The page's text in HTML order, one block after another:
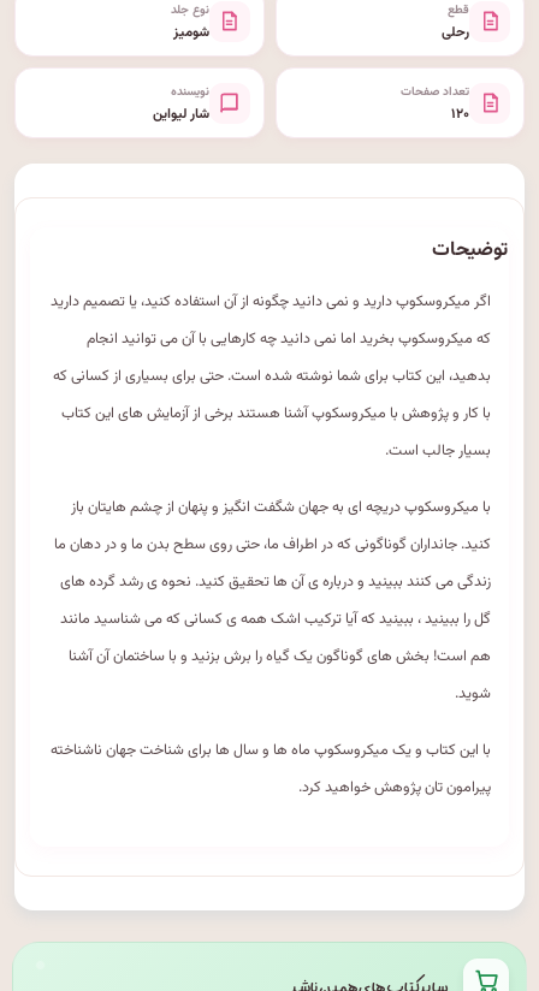
قطع
رحلی
نوع جلد
شومیز
تعداد صفحات
۱۲۰
نویسنده
شار لیواین
توضیحات
اگر میکروسکوپ دارید و نمی دانید چگونه از آن استفاده کنید، یا تصمیم دارید
که میکروسکوپ بخرید اما نمی دانید چه کارهایی با آن می توانید انجام
بدهید، این کتاب برای شما نوشته شده است. حتی برای بسیاری از کسانی که
با کار و پژوهش با میکروسکوپ آشنا هستند برخی از آزمایش های این کتاب
بسیار جالب است.
با میکروسکوپ دریچه ای به جهان شگفت انگیز و پنهان از چشم هایتان باز
کنید. جانداران گوناگونی که در اطراف ما، حتی روی سطح بدن ما و در دهان ما
زندگی می کنند ببینید و درباره ی آن ها تحقیق کنید. نحوه ی رشد گرده های
گل را ببینید ، ببینید که آیا ترکیب اشک همه ی کسانی که می شناسید مانند
هم است! بخش های گوناگون یک گیاه را برش بزنید و با ساختمان آن آشنا
شوید.
با این کتاب و یک میکروسکوپ ماه ها و سال ها برای شناخت جهان ناشناخته
پیرامون تان پژوهش خواهید کرد.